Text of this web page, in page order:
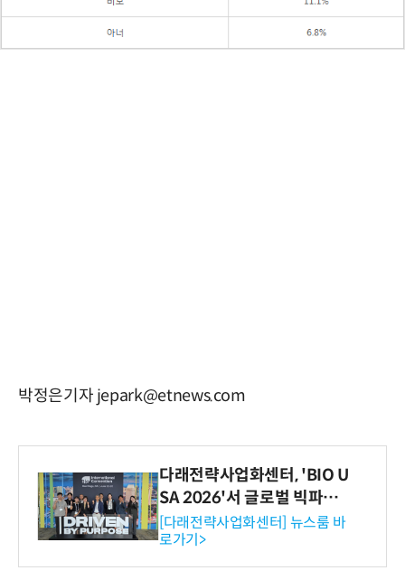
박정은기자 jepark@etnews.com
다래전략사업화센터, 'BIO U
SA 2026'서 글로벌 빅파마
와의 비즈니스 미팅 지원…K
-바이오 해외 진출 교두보 확
보
[다래전략사업화센터] 뉴스룸 바
로가기>